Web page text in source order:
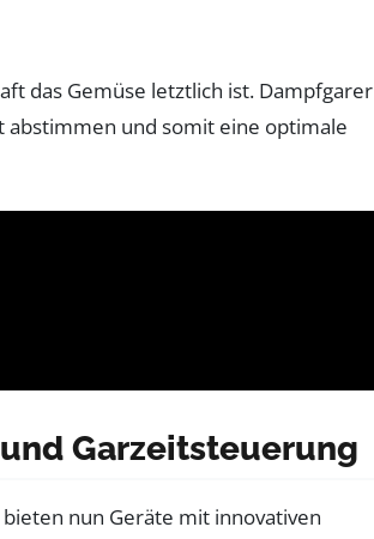
das Gemüse letztlich ist. Dampfgarer
abstimmen und somit eine optimale
Garzeitsteuerung
nun Geräte mit innovativen